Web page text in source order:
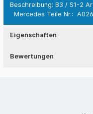
Beschreibung: B3 / S1-2
Mercedes Teile Nr.:
Eigenschaften
Bewertungen